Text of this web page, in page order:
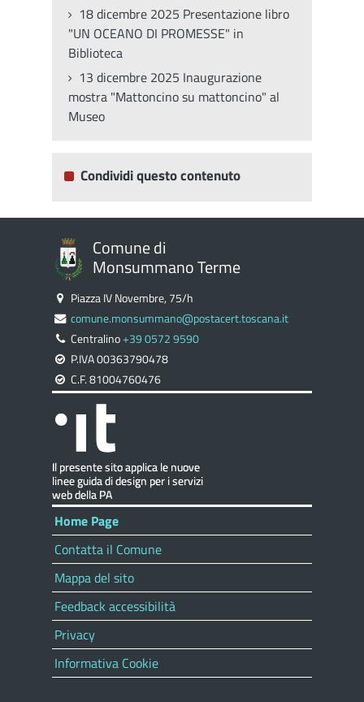
18 dicembre 2025 Presentazione libro
"UN OCEANO DI PROMESSE" in
Biblioteca
13 dicembre 2025 Inaugurazione
mostra "Mattoncino su mattoncino" al
Museo
Condividi questo contenuto
Comune di
Monsummano Terme
Piazza IV Novembre, 75/h
comune.monsummano@postacert.toscana.it
Centralino+39 0572 9590
P.IVA 00363790478
C.F. 81004760476
Home Page
Contatta il Comune
Mappa del sito
Feedback accessibilità
Privacy
Informativa Cookie